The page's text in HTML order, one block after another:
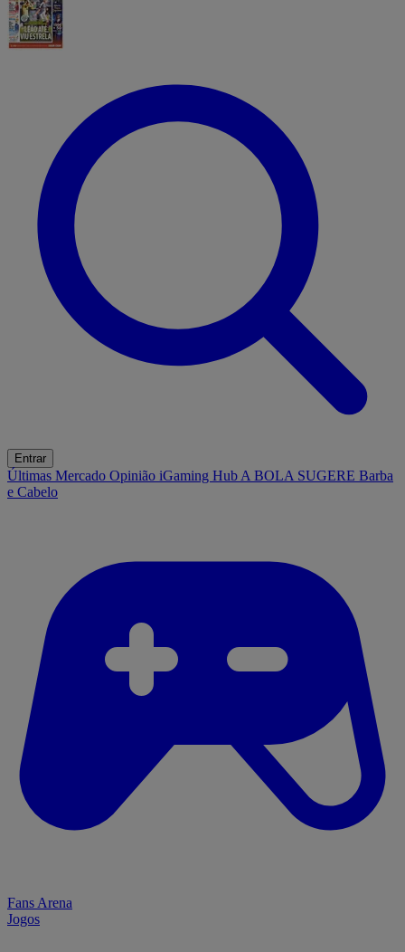
Entrar
Últimas Mercado Opinião iGaming Hub A BOLA SUGERE Barba
e Cabelo
Fans Arena
Jogos